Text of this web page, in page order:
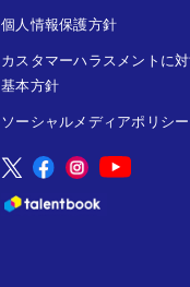
個人情報保護方針
カスタマーハラスメントに
基本方針
ソーシャルメディアポリシー